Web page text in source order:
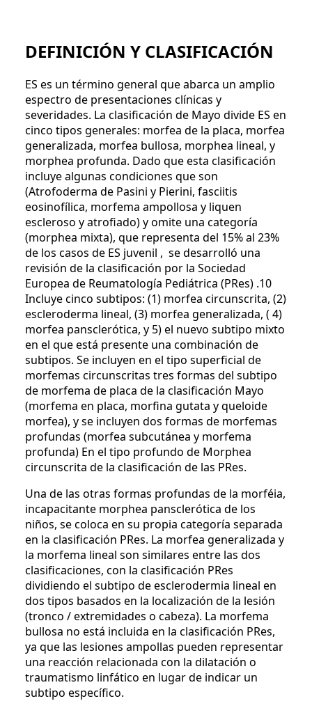
DEFINICIÓN Y CLASIFICACIÓN
ES es un término general que abarca un amplio
espectro de presentaciones clínicas y
severidades. La clasificación de Mayo divide ES en
cinco tipos generales: morfea de la placa, morfea
generalizada, morfea bullosa, morphea lineal, y
morphea profunda. Dado que esta clasificación
incluye algunas condiciones que son
(Atrofoderma de Pasini y Pierini, fasciitis
eosinofílica, morfema ampollosa y liquen
escleroso y atrofiado) y omite una categoría
(morphea mixta), que representa del 15% al ​​23%
de los casos de ES juvenil , se desarrolló una
revisión de la clasificación por la Sociedad
Europea de Reumatología Pediátrica (PRes) .10
Incluye cinco subtipos: (1) morfea circunscrita, (2)
escleroderma lineal, (3) morfea generalizada, ( 4)
morfea pansclerótica, y 5) el nuevo subtipo mixto
en el que está presente una combinación de
subtipos. Se incluyen en el tipo superficial de
morfemas circunscritas tres formas del subtipo
de morfema de placa de la clasificación Mayo
(morfema en placa, morfina gutata y queloide
morfea), y se incluyen dos formas de morfemas
profundas (morfea subcutánea y morfema
profunda) En el tipo profundo de Morphea
circunscrita de la clasificación de las PRes.
Una de las otras formas profundas de la morféia,
incapacitante morphea pansclerótica de los
niños, se coloca en su propia categoría separada
en la clasificación PRes. La morfea generalizada y
la morfema lineal son similares entre las dos
clasificaciones, con la clasificación PRes
dividiendo el subtipo de esclerodermia lineal en
dos tipos basados ​​en la localización de la lesión
(tronco / extremidades o cabeza). La morfema
bullosa no está incluida en la clasificación PRes,
ya que las lesiones ampollas pueden representar
una reacción relacionada con la dilatación o
traumatismo linfático en lugar de indicar un
subtipo específico.